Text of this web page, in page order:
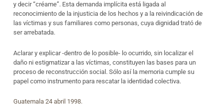
y decir “créame”. Esta demanda implícita está ligada al
reconocimiento de la injusticia de los hechos y a la reivindicación de
las víctimas y sus familiares como personas, cuya dignidad trató de
ser arrebatada.
Aclarar y explicar -dentro de lo posible- lo ocurrido, sin localizar el
daño ni estigmatizar a las víctimas, constituyen las bases para un
proceso de reconstrucción social. Sólo así la memoria cumple su
papel como instrumento para rescatar la identidad colectiva.
Guatemala 24 abril 1998.